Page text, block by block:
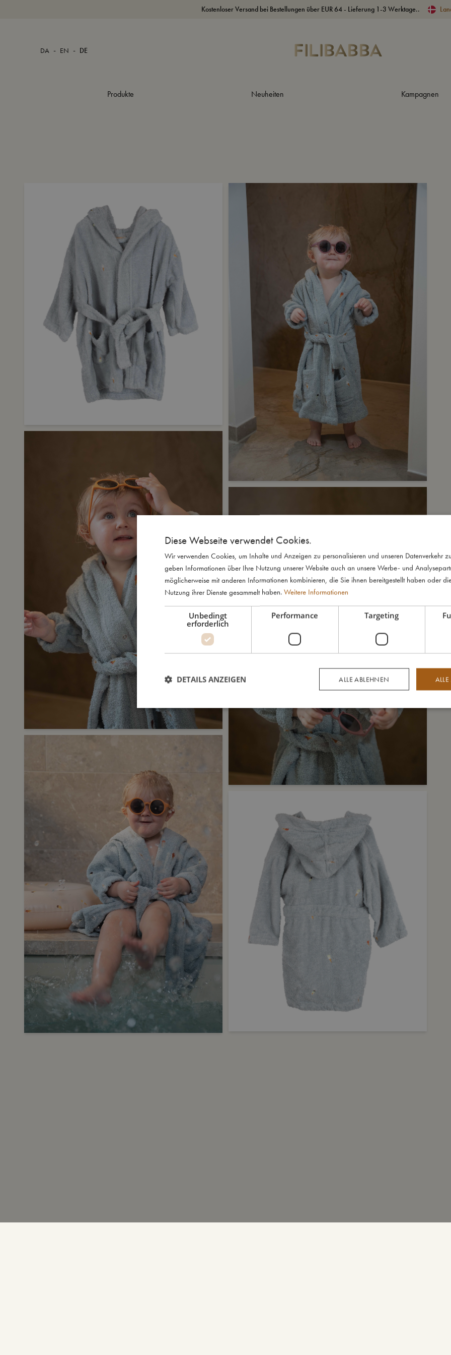
Kostenloser Versand bei Bestellungen über EUR 64 - Lieferung 1-3 Werktage..
DA - EN - DE
Produkte Neuheiten Kampagnen
Diese Webseite verwendet Cookies.
Wir verwenden Cookies, um Inhalte und Anzeigen zu personalisieren und unseren Datenverkehr
geben Informationen über Ihre Nutzung unserer Website auch an unsere Werbe- und
möglicherweise mit anderen Informationen kombinieren, die Sie ihnen bereitgestellt haben oder
Nutzung ihrer Dienste gesammelt haben. Weitere Informationen
Unbedingt
erforderlich
Performance Targeting
ALLE ABLEHNEN
DETAILS ANZEIGEN